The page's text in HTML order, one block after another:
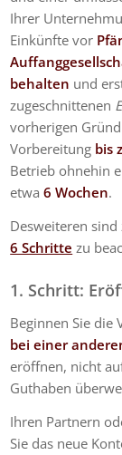
Ihrer
Einkünfte vor
behalten und
zugeschnittenen
vorherigen
Vorbereitung bis
Betrieb ohnehin
etwa6 Wochen.
Desweiteren
6 Schritte zu
1. Schritt:
Beginnen Sie die
bei einer
eröffnen, nicht
Guthaben
Ihren Partnern
Sie das neue